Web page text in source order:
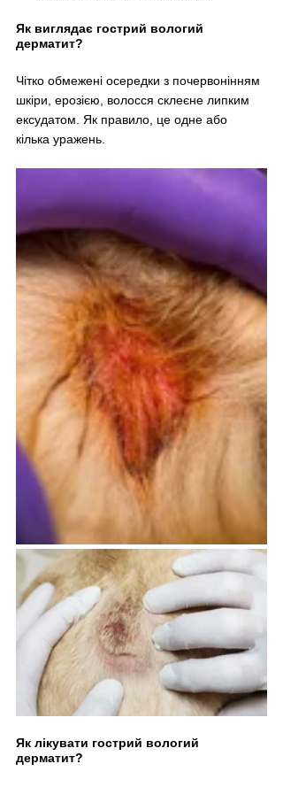
Як виглядає гострий вологий
дерматит?
Чітко обмежені осередки з почервонінням
шкіри, ерозією, волосся склеєне липким
ексудатом. Як правило, це одне або
кілька уражень.
Як лікувати гострий вологий
дерматит?